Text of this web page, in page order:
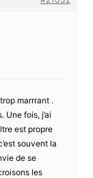
marrrant .
Une fois, j’ai
est propre
souvent la
de se
les